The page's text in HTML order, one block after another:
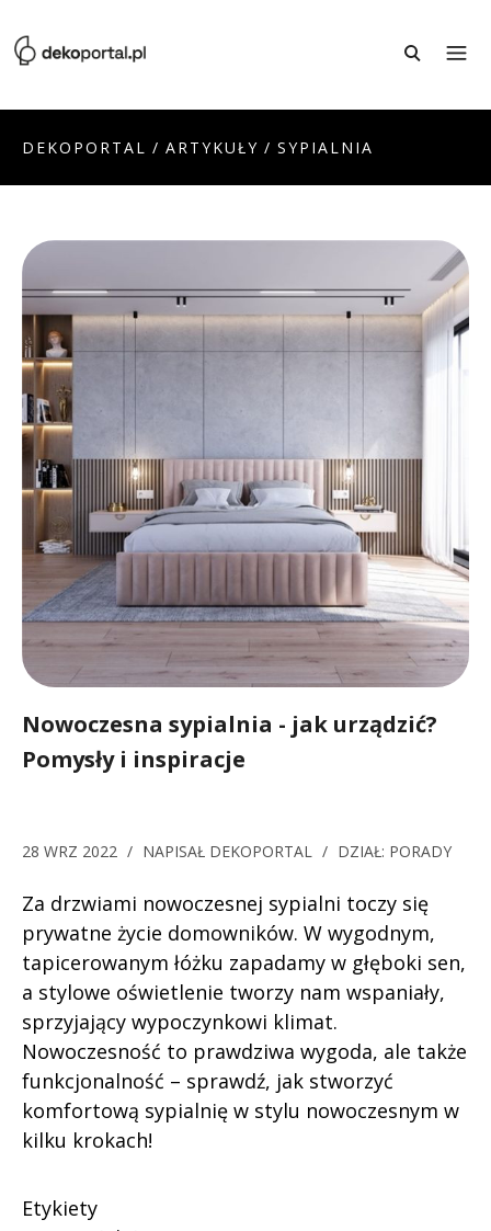
DEKOPORTAL / ARTYKUŁY / SYPIALNIA
Nowoczesna sypialnia - jak urządzić?
Pomysły i inspiracje
28 WRZ 2022 / NAPISAŁ DEKOPORTAL / DZIAŁ: PORADY
Za drzwiami nowoczesnej sypialni toczy się
prywatne życie domowników. W wygodnym,
tapicerowanym łóżku zapadamy w głęboki sen,
a stylowe oświetlenie tworzy nam wspaniały,
sprzyjający wypoczynkowi klimat.
Nowoczesność to prawdziwa wygoda, ale także
funkcjonalność – sprawdź, jak stworzyć
komfortową sypialnię w stylu nowoczesnym w
kilku krokach!
Etykiety